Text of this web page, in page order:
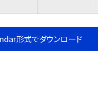
形式でダウンロード